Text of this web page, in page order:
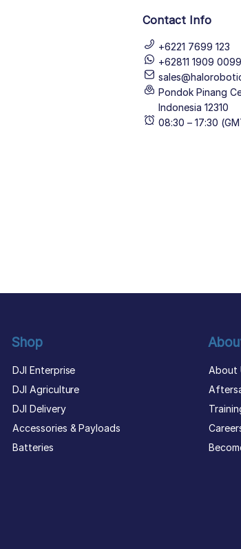
Contact Info
+6221 7699 123
+62811 1909 0099
Pondok Pinang
Indonesia 12310
08:30 – 17:30
Shop
DJI Enterprise
DJI Agriculture
DJI Delivery
Accessories & Payloads
Batteries
About